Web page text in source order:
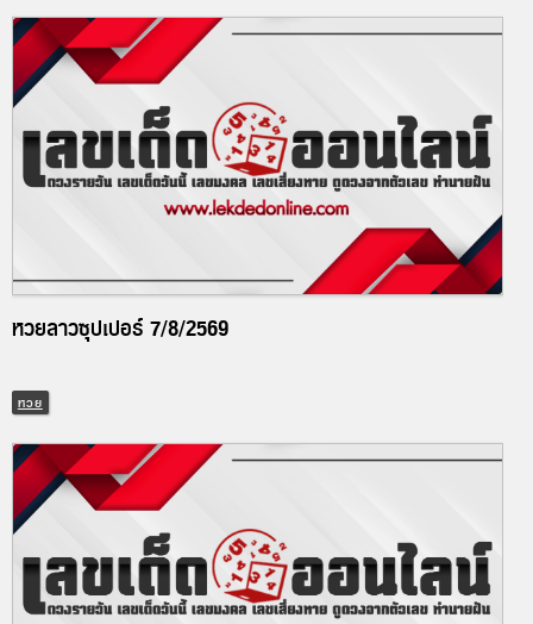
หวยลาวซุปเปอร์ 7/8/2569
หวย